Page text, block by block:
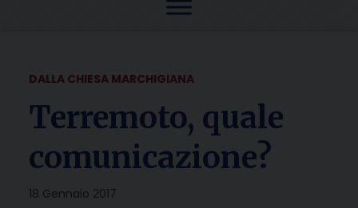
DALLA CHIESA MARCHIGIANA
Terremoto, quale
comunicazione?
18 Gennaio 2017